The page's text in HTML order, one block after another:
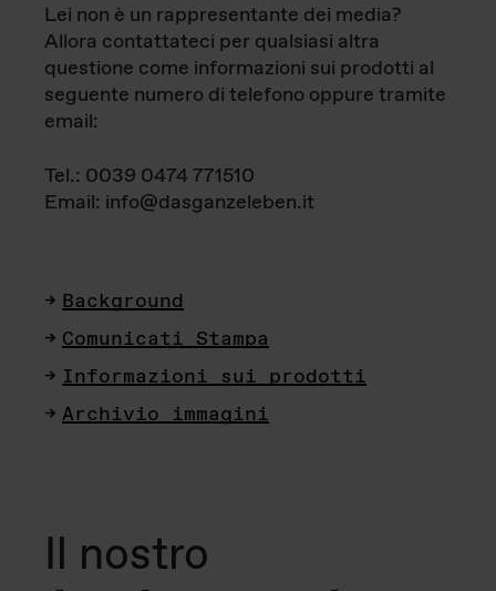
Lei non è un rappresentante dei media?
Allora contattateci per qualsiasi altra
questione come informazioni sui prodotti al
seguente numero di telefono oppure tramite
email:
Tel.: 0039 0474 771510
Email: info@dasganzeleben.it
Background
Comunicati Stampa
Informazioni sui prodotti
Archivio immagini
Il nostro